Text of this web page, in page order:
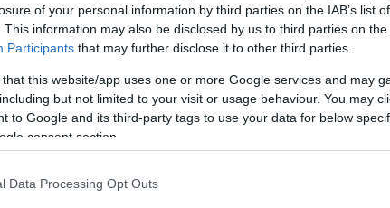
of your personal information by third parties on the IAB’s list
This information may also be disclosed by us to third parties on the
Participants that may further disclose it to other third parties.
that this website/app uses one or more Google services and may
but not limited to your visit or usage behaviour. You may
to Google and its third-party tags to use your data for below
consent section.
Data Processing Opt Outs
nem tudod
kattints!